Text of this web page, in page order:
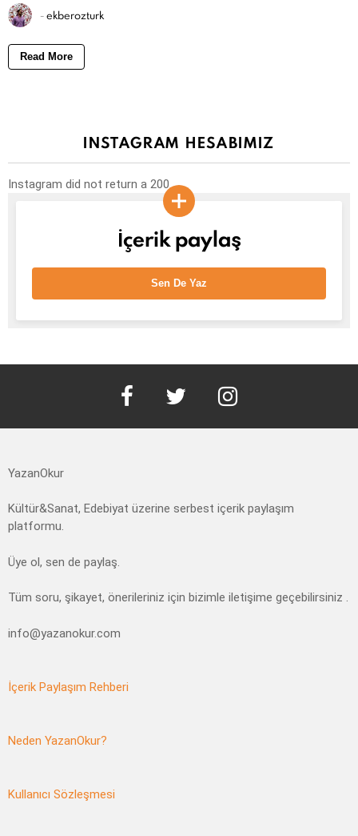
-ekberozturk
Read More
INSTAGRAM HESABIMIZ
Instagram did not return a 200.
İçerik paylaş
Sen De Yaz
YazanOkur
Kültür&Sanat, Edebiyat üzerine serbest içerik paylaşım
platformu.
Üye ol, sen de paylaş.
Tüm soru, şikayet, önerileriniz için bizimle iletişime geçebilirsiniz .
info@yazanokur.com
İçerik Paylaşım Rehberi
Neden YazanOkur?
Kullanıcı Sözleşmesi